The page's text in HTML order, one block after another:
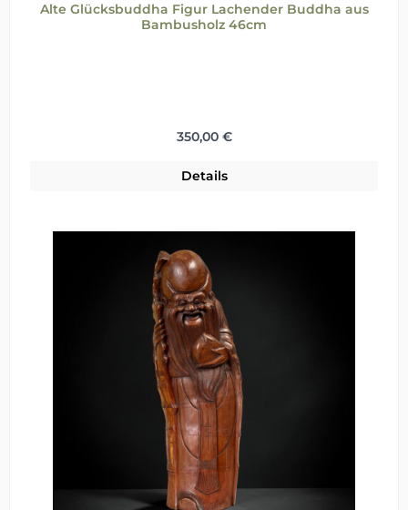
Alte Glücksbuddha Figur Lachender Buddha aus
Bambusholz 46cm
Regulärer Preis:
350,00 €
Details